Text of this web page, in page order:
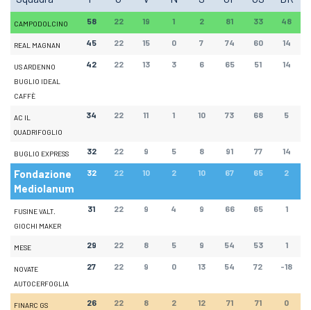
CAMPODOLCINO 58 22 19 1 2 81 33 48
REAL MAGNAN 45 22 15 0 7 74 60 14
US ARDENNO
BUGLIO IDEAL
CAFFÈ
42 22 13 3 6 65 51 14
AC IL
QUADRIFOGLIO
34 22 11 1 10 73 68 5
BUGLIO EXPRESS 32 22 9 5 8 91 77 14
Fondazione
Mediolanum
32 22 10 2 10 67 65 2
FUSINE VALT.
GIOCHI MAKER
31 22 9 4 9 66 65 1
MESE 29 22 8 5 9 54 53 1
NOVATE
AUTOCERFOGLIA
27 22 9 0 13 54 72 -18
FINARC GS
26 22 8 2 12 71 71 0